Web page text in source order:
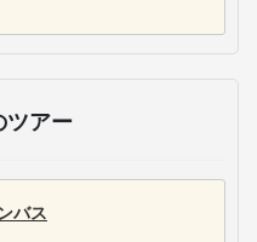
ツアー
バス